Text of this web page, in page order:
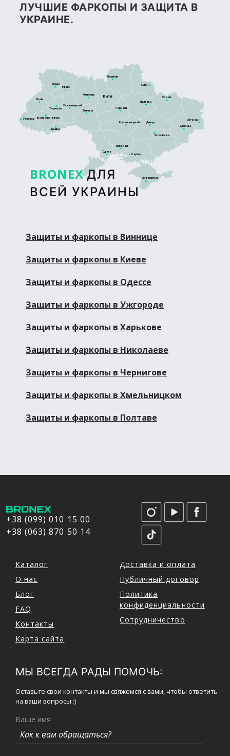
ЛУЧШИЕ ФАРКОПЫ И ЗАЩИТА В
УКРАИНЕ.
BRONEX ДЛЯ
ВСЕЙ УКРАИНЫ
Сімферополь
Луцьк
Київ
Житомир
Тернопіль
Рівне
Львів
Дніпро
Кропивницький
Харків
Полтава
Черкаси
Суми
Чернігів
Запоріжжя
Херсон
Донецьк
Луганськ
Ужгород
Чернівці
Вінниця
Хмельницький
Івано-Франківськ
Миколаїв
Одеса
Защиты и фаркопы в Виннице
Защиты и фаркопы в Киеве
Защиты и фаркопы в Одессе
Защиты и фаркопы в Ужгороде
Защиты и фаркопы в Харькове
Защиты и фаркопы в Николаеве
Защиты и фаркопы в Чернигове
Защиты и фаркопы в Хмельницком
Защиты и фаркопы в Полтаве
+38 (099) 010 15 00
+38 (063) 870 50 14
Каталог
О нас
Блог
FAQ
Контакты
Карта сайта
Доставка и оплата
Публичный договор
Политика
конфиденциальности
Сотрудничество
МЫ ВСЕГДА РАДЫ ПОМОЧЬ:
Оставьте свои контакты и мы свяжемся с вами, чтобы ответить
на ваши вопросы :)
Ваше имя